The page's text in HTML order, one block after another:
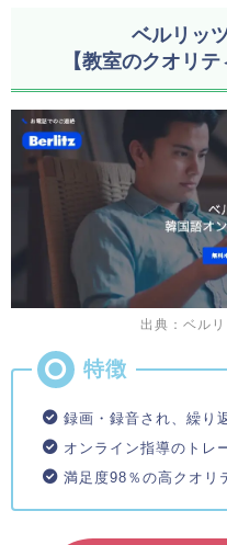
ベルリッ
【教室のクオリ
出典：ベル
録画・録音され、繰り
オンライン指導のトレ
満足度98％の高クオリ